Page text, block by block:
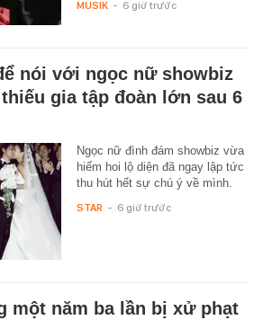
MUSIK - 6 giờ trước
nói với ngọc nữ showbiz
gia tập đoàn lớn sau 6
Ngọc nữ đình đám showbiz vừa
hiếm hoi lộ diện đã ngay lập tức
thu hút hết sự chú ý về mình.
STAR - 6 giờ trước
một năm ba lần bị xử phạt